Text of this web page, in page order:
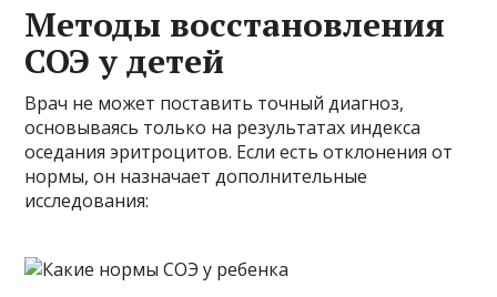
Методы восстановления
СОЭ у детей
Врач не может поставить точный диагноз,
основываясь только на результатах индекса
оседания эритроцитов. Если есть отклонения от
нормы, он назначает дополнительные
исследования: